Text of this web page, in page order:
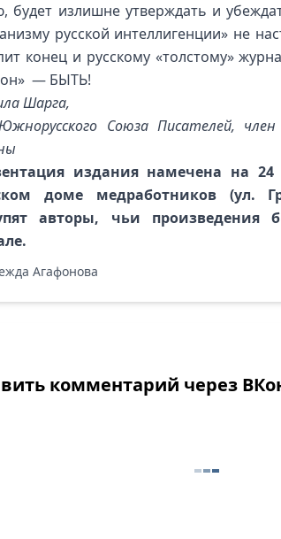
будет излишне утверждать и
русской интеллигенции» не
конец и русскому «толстому»
— БЫТЬ!
Шарга,
Союза Писателей,
издания намечена на
доме медработников (ул.
авторы, чьи произведения
Агафонова
комментарий через